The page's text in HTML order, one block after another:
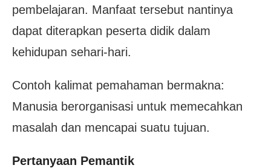
pembelajaran. Manfaat tersebut nantinya
dapat diterapkan peserta didik dalam
kehidupan sehari-hari.
Contoh kalimat pemahaman bermakna:
Manusia berorganisasi untuk memecahkan
masalah dan mencapai suatu tujuan.
Pertanyaan Pemantik